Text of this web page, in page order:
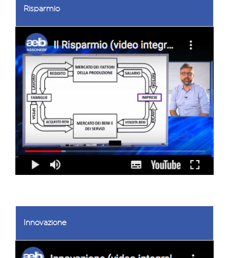
Risparmio
Innovazione